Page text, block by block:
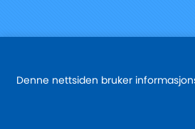
Denne nettsiden bruker